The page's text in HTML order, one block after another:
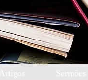
Artigos Sermões